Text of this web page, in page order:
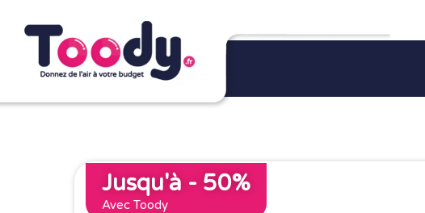
Jusqu'à - 50%
Avec Toody